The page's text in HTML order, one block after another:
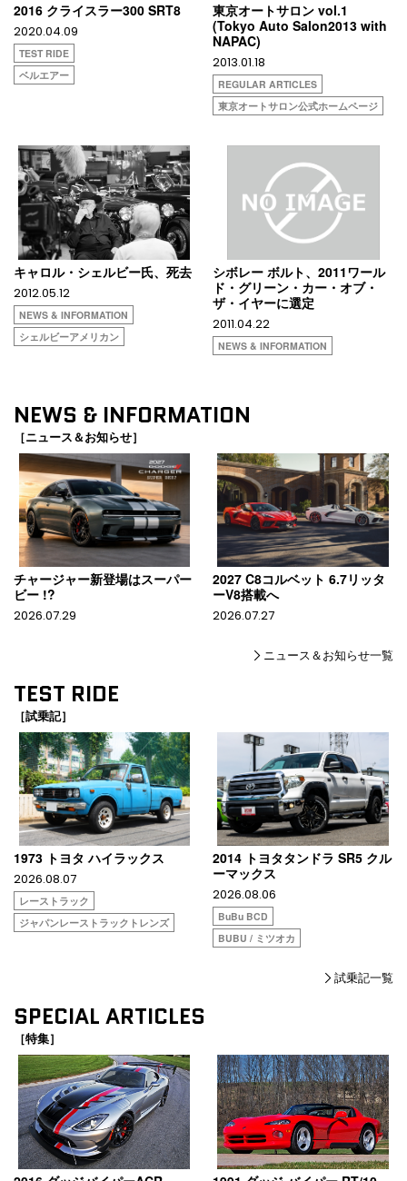
2016 クライスラー300 SRT8
2020.04.09
TEST RIDE
ベルエアー
東京オートサロン vol.1
(Tokyo Auto Salon2013 with
NAPAC)
2013.01.18
REGULAR ARTICLES
東京オートサロン公式ホームページ
キャロル・シェルビー氏、死去
2012.05.12
NEWS & INFORMATION
シェルビーアメリカン
シボレー ボルト、2011ワール
ド・グリーン・カー・オブ・
ザ・イヤーに選定
2011.04.22
NEWS & INFORMATION
NEWS & INFORMATION
［ニュース＆お知らせ］
チャージャー新登場はスーパー
ビー !?
2026.07.29
2027 C8コルベット 6.7リッタ
ーV8搭載へ
2026.07.27
ニュース＆お知らせ一覧
TEST RIDE
［試乗記］
1973 トヨタ ハイラックス
2026.08.07
レーストラック
ジャパンレーストラックトレンズ
2014 トヨタタンドラ SR5 クル
ーマックス
2026.08.06
BuBu BCD
BUBU / ミツオカ
試乗記一覧
SPECIAL ARTICLES
［特集］